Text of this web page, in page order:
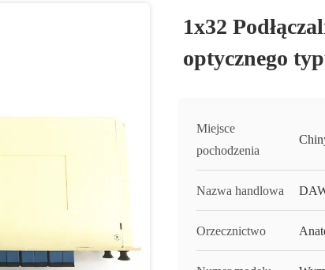
1x32
optycznego
Miejsce
pochodzenia
Nazwa handlowa
Orzecznictwo